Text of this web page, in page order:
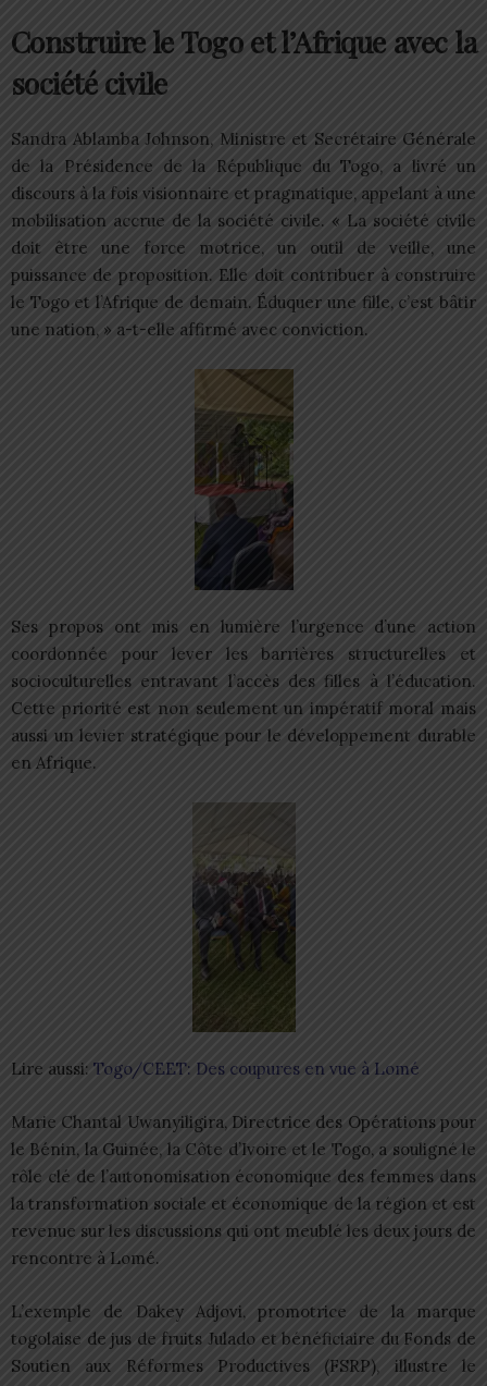
Construire le Togo et l’Afrique avec la
société civile
Sandra Ablamba Johnson, Ministre et Secrétaire Générale
de la Présidence de la République du Togo, a livré un
discours à la fois visionnaire et pragmatique, appelant à une
mobilisation accrue de la société civile. « La société civile
doit être une force motrice, un outil de veille, une
puissance de proposition. Elle doit contribuer à construire
le Togo et l’Afrique de demain. Éduquer une fille, c’est bâtir
une nation, » a-t-elle affirmé avec conviction.
Ses propos ont mis en lumière l’urgence d’une action
coordonnée pour lever les barrières structurelles et
socioculturelles entravant l’accès des filles à l’éducation.
Cette priorité est non seulement un impératif moral mais
aussi un levier stratégique pour le développement durable
en Afrique.
Lire aussi: Togo/CEET: Des coupures en vue à Lomé
Marie Chantal Uwanyiligira, Directrice des Opérations pour
le Bénin, la Guinée, la Côte d’Ivoire et le Togo, a souligné le
rôle clé de l’autonomisation économique des femmes dans
la transformation sociale et économique de la région et est
revenue sur les discussions qui ont meublé les deux jours de
rencontre à Lomé.
L’exemple de Dakey Adjovi, promotrice de la marque
togolaise de jus de fruits Julado et bénéficiaire du Fonds de
Soutien aux Réformes Productives (FSRP), illustre le